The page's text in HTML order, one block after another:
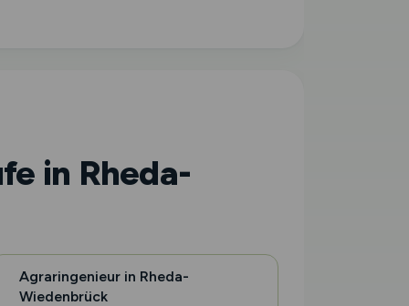
in Rheda-
Agraringenieur in Rheda-
Wiedenbrück